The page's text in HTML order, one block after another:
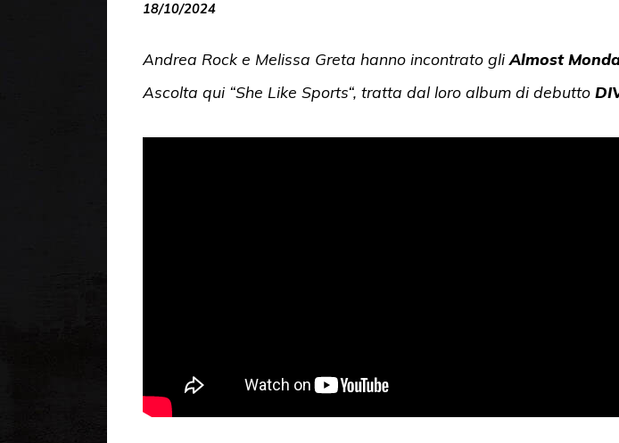
18/10/2024
Andrea Rock e Melissa Greta hanno incontrato gliAlmost
Ascolta qui “She Like Sports“, tratta dal loro album di debutto